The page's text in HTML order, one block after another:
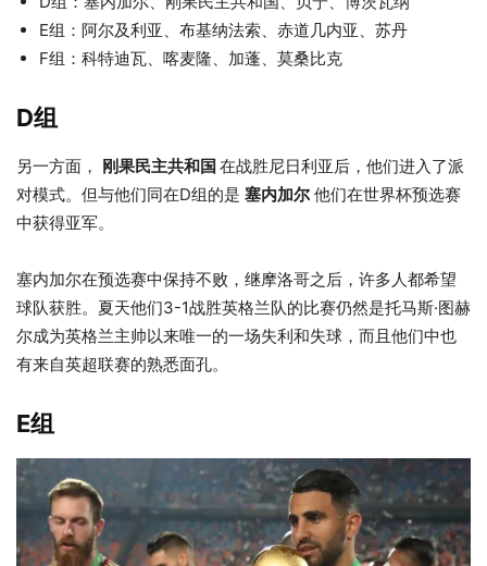
E组：阿尔及利亚、布基纳法索、赤道几内亚、苏丹
F组：科特迪瓦、喀麦隆、加蓬、莫桑比克
D组
另一方面， 刚果民主共和国 在战胜尼日利亚后，他们进入了派
对模式。但与他们同在D组的是 塞内加尔他们在世界杯预选赛
中获得亚军。
塞内加尔在预选赛中保持不败，继摩洛哥之后，许多人都希望
球队获胜。夏天他们3-1战胜英格兰队的比赛仍然是托马斯·图赫
尔成为英格兰主帅以来唯一的一场失利和失球，而且他们中也
有来自英超联赛的熟悉面孔。
E组